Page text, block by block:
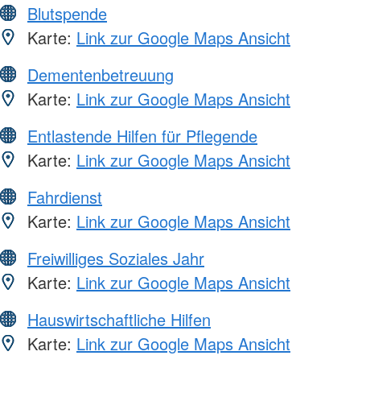
Blutspende
Karte: Link zur Google Maps Ansicht
Dementenbetreuung
Karte: Link zur Google Maps Ansicht
Entlastende Hilfen für Pflegende
Karte: Link zur Google Maps Ansicht
Fahrdienst
Karte: Link zur Google Maps Ansicht
Freiwilliges Soziales Jahr
Karte: Link zur Google Maps Ansicht
Hauswirtschaftliche Hilfen
Karte: Link zur Google Maps Ansicht